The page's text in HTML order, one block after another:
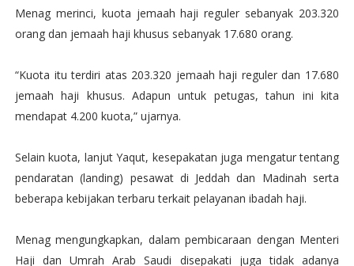
Menag merinci, kuota jemaah haji reguler sebanyak 203.320
orang dan jemaah haji khusus sebanyak 17.680 orang.
“Kuota itu terdiri atas 203.320 jemaah haji reguler dan 17.680
jemaah haji khusus. Adapun untuk petugas, tahun ini kita
mendapat 4.200 kuota,” ujarnya.
Selain kuota, lanjut Yaqut, kesepakatan juga mengatur tentang
pendaratan (landing) pesawat di Jeddah dan Madinah serta
beberapa kebijakan terbaru terkait pelayanan ibadah haji.
Menag mengungkapkan, dalam pembicaraan dengan Menteri
Haji dan Umrah Arab Saudi disepakati juga tidak adanya